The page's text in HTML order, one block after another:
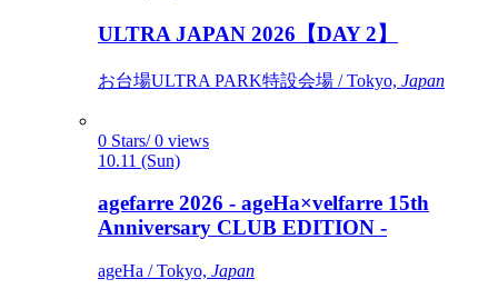
ULTRA JAPAN 2026【DAY 2】
お台場ULTRA PARK特設会場 / Tokyo, Japan
0 Stars/ 0 views
10.11 (Sun)
agefarre 2026 - ageHa×velfarre 15th
Anniversary CLUB EDITION -
ageHa / Tokyo, Japan